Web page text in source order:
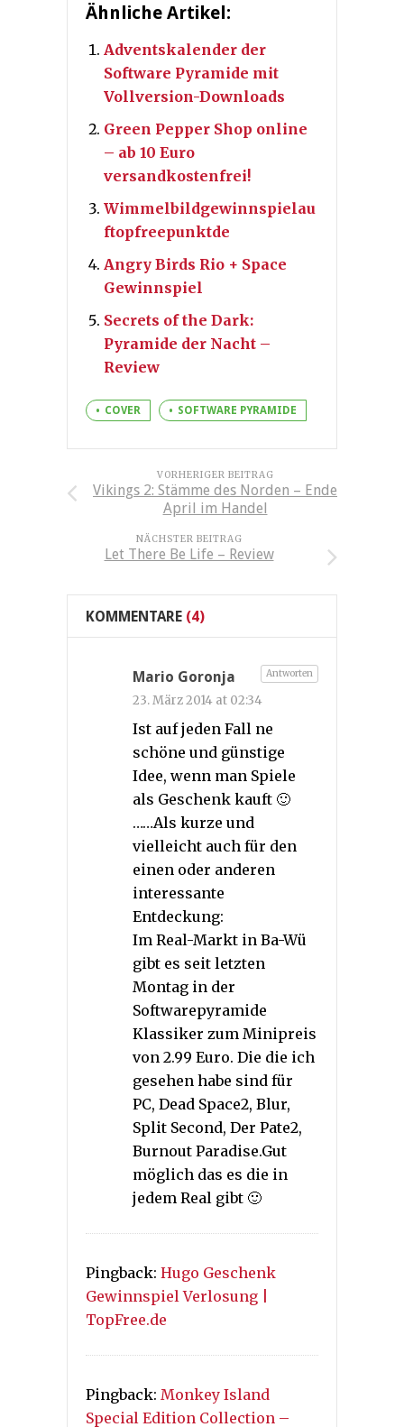
Ähnliche Artikel:
Adventskalender der
Software Pyramide mit
Vollversion-Downloads
Green Pepper Shop online
– ab 10 Euro
versandkostenfrei!
Wimmelbildgewinnspielau
ftopfreepunktde
Angry Birds Rio + Space
Gewinnspiel
Secrets of the Dark:
Pyramide der Nacht –
Review
COVER SOFTWARE PYRAMIDE
VORHERIGER BEITRAG
Vikings 2: Stämme des Norden – Ende
April im Handel
NÄCHSTER BEITRAG
Let There Be Life – Review
KOMMENTARE (4)
Mario Goronja
23. März 2014 at 02:34
Ist auf jeden Fall ne
schöne und günstige
Idee, wenn man Spiele
als Geschenk kauft 🙂
……Als kurze und
vielleicht auch für den
einen oder anderen
interessante
Entdeckung:
Im Real-Markt in Ba-Wü
gibt es seit letzten
Montag in der
Softwarepyramide
Klassiker zum Minipreis
von 2.99 Euro. Die die ich
gesehen habe sind für
PC, Dead Space2, Blur,
Split Second, Der Pate2,
Burnout Paradise.Gut
möglich das es die in
jedem Real gibt 🙂
Antworten
Pingback: Hugo Geschenk
Gewinnspiel Verlosung |
TopFree.de
Pingback: Monkey Island
Special Edition Collection –